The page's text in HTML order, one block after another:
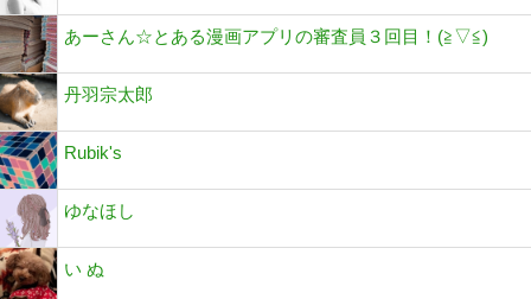
あーさん☆とある漫画アプリの審査員３回目！(⁠≧⁠▽⁠≦⁠)
丹羽宗太郎
Rubik's
ゆなほし
い ぬ